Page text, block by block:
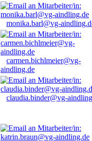
monika.barl@vg-
carmen.bichlmeier@vg-
aindling.de
claudia.binder@vg-